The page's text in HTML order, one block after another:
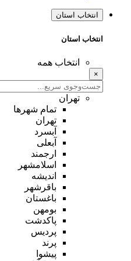
انتخاب استان
انتخاب استان
انتخاب همه
×
تهران
تمام شهر‌ها
تهران
آبسرد
آبعلی
ارجمند
اسلامشهر
اندیشه
باقرشهر
باغستان
بومهن
پاکدشت
پردیس
پرند
پیشوا